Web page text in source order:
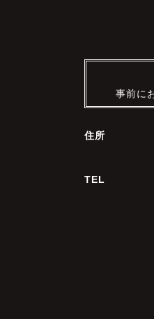
事前に
住所
TEL